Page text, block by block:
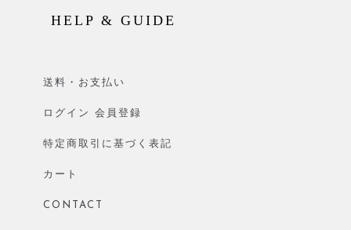
HELP & GUIDE
送料・お支払い
ログイン 会員登録
特定商取引に基づく表記
カート
CONTACT